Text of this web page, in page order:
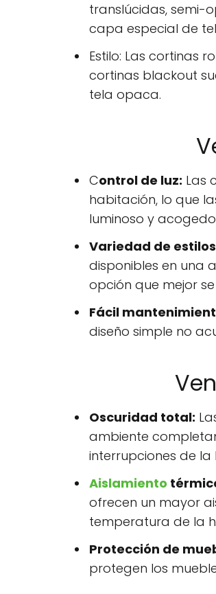
translúcidas, semi-
capa especial de
Estilo: Las cortinas
cortinas blackout
tela opaca.
Control de luz: Las
habitación, lo que
luminoso y
Variedad de
disponibles en una
opción que mejor
Fácil
diseño simple no
Oscuridad total:
ambiente
interrupciones de la
Aislamiento
ofrecen un mayor
temperatura de la
Protección de
protegen los